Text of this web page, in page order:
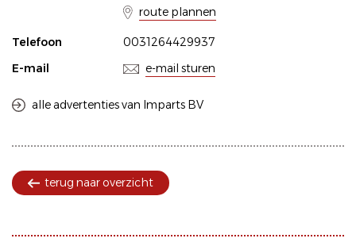
route plannen
Telefoon
0031264429937
E-mail
e-mail sturen
alle advertenties van Imparts BV
terug naar overzicht